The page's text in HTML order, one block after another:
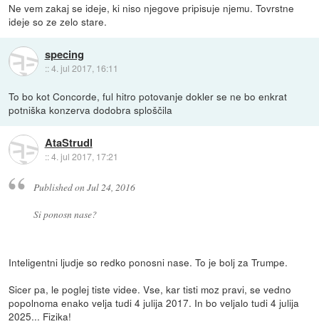
Ne vem zakaj se ideje, ki niso njegove pripisuje njemu. Tovrstne
ideje so ze zelo stare.
specing
::4. jul 2017, 16:11
To bo kot Concorde, ful hitro potovanje dokler se ne bo enkrat
potniška konzerva dodobra sploščila
AtaStrudl
::4. jul 2017, 17:21
Published on Jul 24, 2016
Si ponosn nase?
Inteligentni ljudje so redko ponosni nase. To je bolj za Trumpe.
Sicer pa, le poglej tiste videe. Vse, kar tisti moz pravi, se vedno
popolnoma enako velja tudi 4 julija 2017. In bo veljalo tudi 4 julija
2025... Fizika!